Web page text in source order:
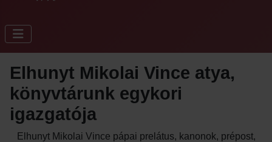
Elhunyt Mikolai Vince atya,
könyvtárunk egykori
igazgatója
Elhunyt Mikolai Vince pápai prelátus, kanonok, prépost,